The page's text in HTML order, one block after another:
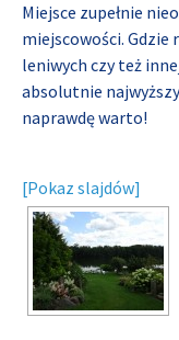
Miejsce zupełnie
miejscowości. Gdzie
leniwych czy też
absolutnie
naprawdę warto!
[Pokaz slajdów]